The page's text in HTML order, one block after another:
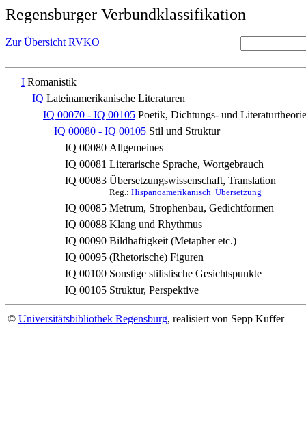
Regensburger Verbundklassifikation
Zur Übersicht RVKO
I Romanistik
IQ Lateinamerikanische Literaturen
IQ 00070 - IQ 00105 Poetik, Dichtungs- und Literaturtheorie
IQ 00080 - IQ 00105 Stil und Struktur
IQ 00080 Allgemeines
IQ 00081 Literarische Sprache, Wortgebrauch
IQ 00083 Übersetzungswissenschaft, Translation
Reg.: Hispanoamerikanisch||Übersetzung
IQ 00085 Metrum, Strophenbau, Gedichtformen
IQ 00088 Klang und Rhythmus
IQ 00090 Bildhaftigkeit (Metapher etc.)
IQ 00095 (Rhetorische) Figuren
IQ 00100 Sonstige stilistische Gesichtspunkte
IQ 00105 Struktur, Perspektive
© Universitätsbibliothek Regensburg, realisiert von Sepp Kuffer